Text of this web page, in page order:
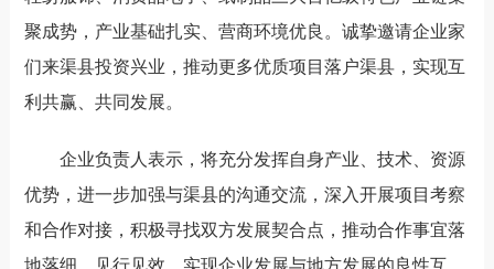
聚成势，产业基础扎实、营商环境优良。诚挚邀请企业家
们来渠县投资兴业，推动更多优质项目落户渠县，实现互
利共赢、共同发展。
企业负责人表示，将充分发挥自身产业、技术、资源
优势，进一步加强与渠县的沟通交流，深入开展项目考察
和合作对接，积极寻找双方发展契合点，推动合作事宜落